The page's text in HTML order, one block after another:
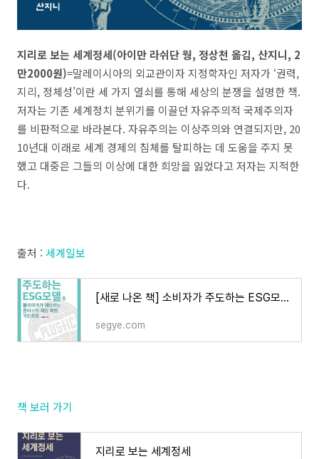
지리로 보는 세계정세(아이만 라쉬단 웡, 정상천 옮김, 산지니, 2
만2000원)=말레이시아의 외교관이자 지정학자인 저자가 ‘권력,
지리, 정체성’이란 세 가지 열쇠를 통해 세상의 분쟁을 설명한 책.
저자는 기존 세계정치 분위기를 이끌던 자유주의적 국제주의자
를 비판적으로 바라본다. 자유주의는 이상주의와 연결되지만, 20
10년대 이래로 세계 경제의 침체를 탈피하는 데 도움을 주지 못
했고 대중은 그들의 이상에 대한 희망을 잃었다고 저자는 지적한
다.
출처 : 세계일보
[새로 나온 책] 소비자가 주도하는 ESG모델 외
segye.com
책 보러 가기
지리로 보는 세계정세